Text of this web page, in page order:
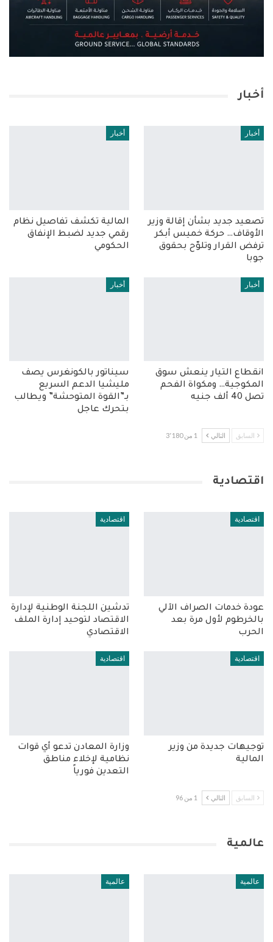
أخبار
أخبار
تصعيد جديد بشأن إقالة وزير
الأوقاف… حركة خميس أبكر
ترفض القرار وتلوّح بحقوق
جوبا
أخبار
المالية تكشف تفاصيل نظام
رقمي جديد لضبط الإنفاق
الحكومي
أخبار
انقطاع التيار ينعش سوق
المكوجية… ومكواة الفحم
تصل 40 ألف جنيه
أخبار
سيناتور بالكونغرس يصف
مليشيا الدعم السريع
بـ”القوة المتوحشة” ويطالب
بتحرك عاجل
السابق التالي 1 من 3٬180
اقتصادية
اقتصادية
عودة خدمات الصراف الآلي
بالخرطوم لأول مرة بعد
الحرب
اقتصادية
تدشين اللجنة الوطنية لإدارة
الاقتصاد لتوحيد إدارة الملف
الاقتصادي
اقتصادية
توجيهات جديدة من وزير
المالية
اقتصادية
وزارة المعادن تدعو أي قوات
نظامية لإخلاء مناطق
التعدين فورياً
السابق التالي 1 من 96
عالمية
عالمية عالمية